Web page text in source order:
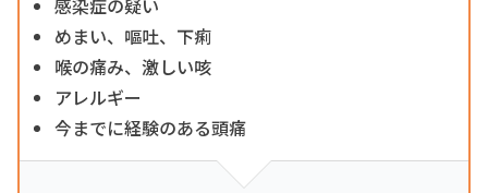
めまい、嘔吐、下痢
喉の痛み、激しい咳
アレルギー
今までに経験のある頭痛